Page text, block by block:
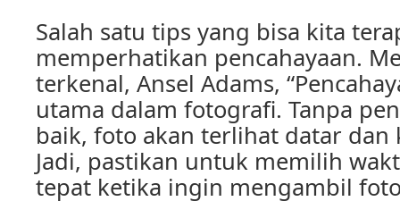
Salah satu tips yang bisa kita
memperhatikan pencahayaan.
terkenal, Ansel Adams,
utama dalam fotografi. Tanpa
baik, foto akan terlihat datar dan
Jadi, pastikan untuk memilih
tepat ketika ingin mengambil